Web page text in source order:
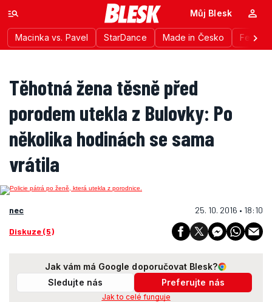
Macinka vs. Pavel StarDance Made in Česko
Můj Blesk
Těhotná žena těsně před
porodem utekla z Bulovky: Po
několika hodinách se sama
vrátila
nec 25. 10. 2016 • 18:10
Diskuze (5)
Jak vám má Google doporučovat Blesk?
Sledujte nás
Preferujte nás
Jak to celé funguje